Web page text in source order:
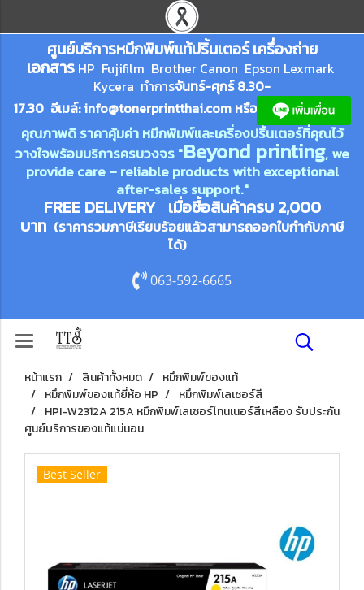
ศูนย์บริการหมึกพิมพ์แท้ปริ้นเตอร์ เครื่องถ่าย
เอกสาร HP Fujifilm Brother Canon Epson Lexmark
Kycera ทำการจันทร์-ศุกร์ 8.30-
17.30 อีเมล์:info@tonerprintthai.com หรือ
คุณภาพดี ราคาคุ้มค่า หมึกพิมพ์และเครื่องปริ้นเตอร์ที่คุณไว้
วางใจพร้อมบริการครบวงจร "Beyond printing, we
provide care – reliable products with exceptional
after-sales support."
FREE DELIVERY เมื่อซื้อสินค้าครบ 2,000
บาท (ราคารวมภาษีเรียบร้อยแล้วสามารถออกใบกำกับภาษี
ได้)
063-592-6665
หน้าแรก สินค้าทั้งหมด
หมึกพิมพ์ของแท้
หมึกพิมพ์ของแท้ยี่ห้อ HP
หมึกพิมพ์เลเซอร์สี
HPI-W2312A 215A หมึกพิมพ์เลเซอร์โทนเนอร์สีเหลือง รับประกัน
ศูนย์บริการของแท้แน่นอน
Best Seller